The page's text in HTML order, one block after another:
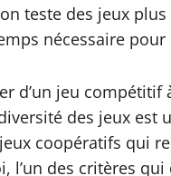
teste des jeux
nécessaire
d’un jeu
des jeux
coopératifs qui
des critères